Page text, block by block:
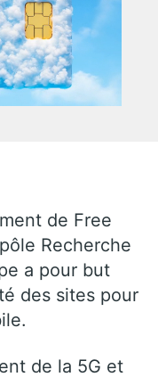
de Free
Recherche
a pour but
des sites pour
de la 5G et